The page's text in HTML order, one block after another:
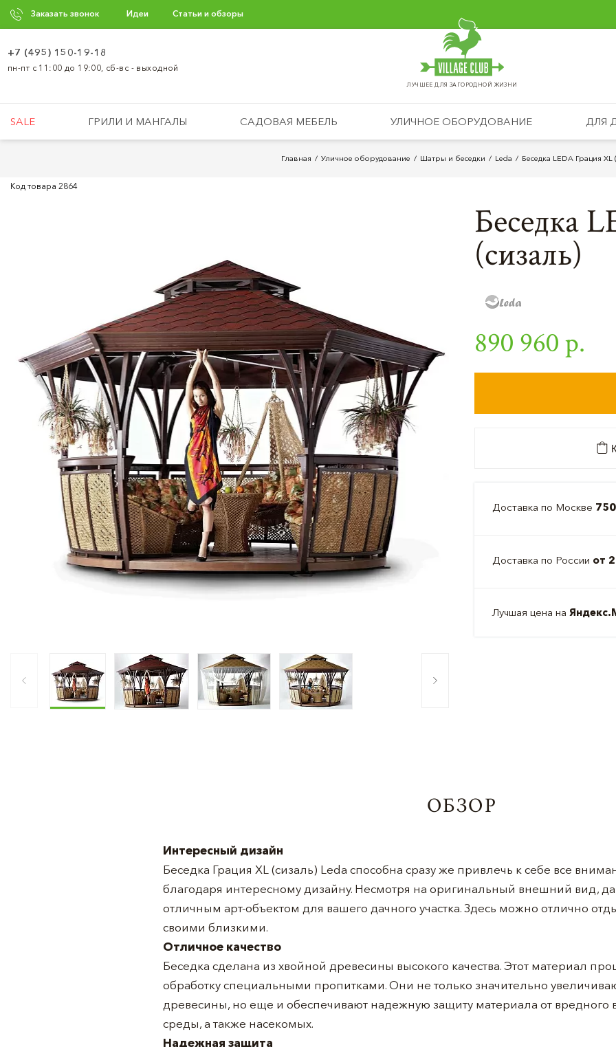
Заказать звонок Идеи Статьи и обзоры
ЛУЧШЕЕ ДЛЯ ЗАГОРОДНОЙ ЖИЗНИ
+7 (495) 150-19-18
пн-пт с 11:00 до 19:00, сб-вс - выходной
SALE ГРИЛИ И МАНГАЛЫ САДОВАЯ МЕБЕЛЬ УЛИЧНОЕ ОБОРУДОВАНИЕ ДЛЯ
Главная Уличное оборудование Шатры и беcедки Leda Беседка LEDA Грация XL
Код товара 2864
Беседка
(сизаль)
890 960 р.
Доставка по Москве
Доставка по России от
Лучшая цена на
ОБЗОР
Интересный дизайн
Беседка Грация XL (сизаль) Leda способна сразу же привлечь к себе все
благодаря интересному дизайну. Несмотря на оригинальный внешний вид,
отличным арт-объектом для вашего дачного участка. Здесь можно отлично
своими близкими.
Отличное качество
Беседка сделана из хвойной древесины высокого качества. Этот материал
обработку специальными пропитками. Они не только значительно
древесины, но еще и обеспечивают надежную защиту материала от
среды, а также насекомых.
Надежная защита